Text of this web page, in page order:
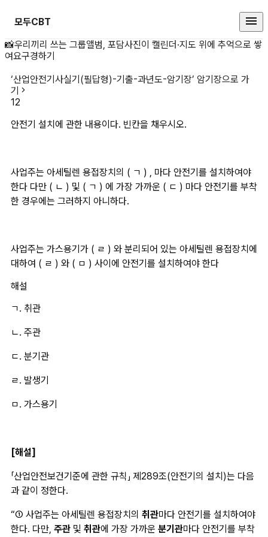
모두CBT
안전기 설치에 관한 내용이다. 빈
📸우리끼리 쓰는 그룹앨범, 포담사진이 캘린더·지도 위에 추억으로 쌓
여요구경하기
‘산업안전기사실기(필답형)-기출-과년도-암기장’ 암기장으로 가
기
12
안전기 설치에 관한 내용이다. 빈칸을 채우시오.
사업주는 아세틸렌 용접장치의 ( ㄱ ) , 마다 안전기를 설치하여야
한다 다만 ( ㄴ ) 및 ( ㄱ ) 에 가장 가까운 ( ㄷ ) 마다 안전기를 부착
한 경우에는 그러하지 아니하다.
사업주는 가스용기가 ( ㄹ ) 와 분리되어 있는 아세틸렌 용접장치에
대하여 ( ㄹ ) 와 ( ㅁ ) 사이에 안전기를 설치하여야 한다
해설
ㄱ. 취관
ㄴ. 주관
ㄷ. 분기관
ㄹ. 발생기
ㅁ. 가스용기
[해설]
「산업안전보건기준에 관한 규칙」 제289조(안전기의 설치)는 다음
과 같이 정한다.
“① 사업주는 아세틸렌 용접장치의 취관마다 안전기를 설치하여야
한다. 다만, 주관 및 취관에 가장 가까운 분기관마다 안전기를 부착